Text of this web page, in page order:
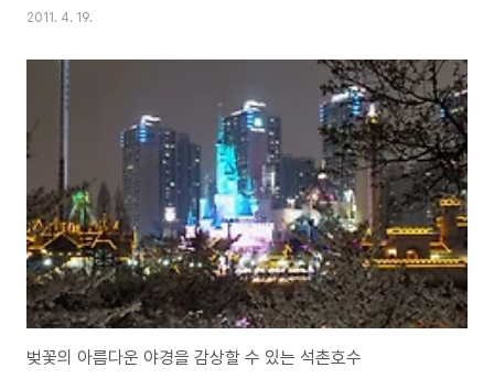
픽공원을 추천합니다. 며칠동안 석촌호수 벚꽃을 열심히 올렸으니, 오늘은 바
보도블럭 공사가 있어 이동하기 불편했었는데 이젠 대부분 공사가 완료된 듯
합니다. 제가 사진 찍는 곳이 매번 석촌호수 그리고 올림픽공원이긴 하지만^^
전 송파쪽이 참 좋네요. 작년에 이어 올해도 찾은 올림픽공원 벚꽃이 활짝 피었
습니다. 많은 사람이 붐비는 곳보단 이렇게 여유를 가지고 감상 할 수 있다는 매
력이 바로 올림픽공원입니다. 이젠 몽..
2011. 4. 19.
벚꽃의 아름다운 야경을 감상할 수 있는 석촌호수